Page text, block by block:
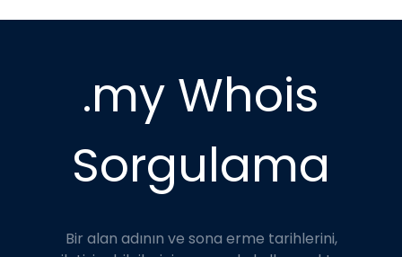
.my Whois
Sorgulama
Bir alan adının ve sona erme tarihlerini,